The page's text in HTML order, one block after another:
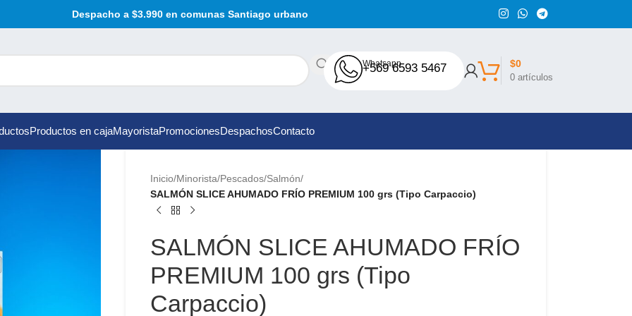
Despacho a $3.990 en comunas Santiago urbano
Whatsapp
+569 6593 5467
0 artículos
$0
Productos en cajaMayoristaPromocionesDespachosContacto
Inicio/Minorista/Pescados/Salmón/
SALMÓN SLICE AHUMADO FRÍO PREMIUM 100 grs (Tipo Carpaccio)
SALMÓN SLICE AHUMADO FRÍO
PREMIUM 100 grs (Tipo
Carpaccio)